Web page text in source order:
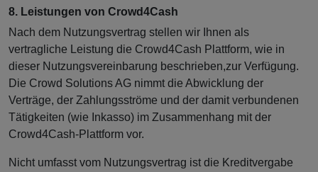
8. Leistungen von Crowd4Cash
Nach dem Nutzungsvertrag stellen wir Ihnen als
vertragliche Leistung die Crowd4Cash Plattform, wie in
dieser Nutzungsvereinbarung beschrieben,zur Verfügung.
Die Crowd Solutions AG nimmt die Abwicklung der
Verträge, der Zahlungsströme und der damit verbundenen
Tätigkeiten (wie Inkasso) im Zusammenhang mit der
Crowd4Cash-Plattform vor.
Nicht umfasst vom Nutzungsvertrag ist die Kreditvergabe